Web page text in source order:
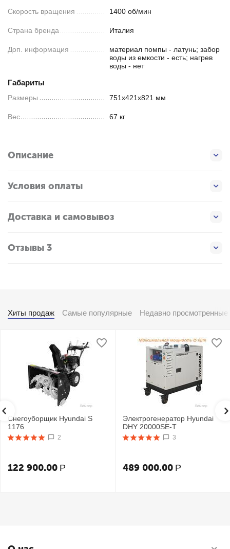
Скорость вращения 1400 об/мин
Страна бренда Италия
Доп. информация
материал помпы - латунь; забор
воды из емкости - есть; нагрев
воды - нет
Габариты
Размеры 751x421x821 мм
Вес 67 кг
Описание
Условия оплаты
Доставка и самовывоз
Отзывы 3
Хиты продаж Самые популярные Недавно просмотренные
Снегоуборщик Hyundai S
1176
2
122 900.00 Р
Электрогенератор Hyundai
DHY 20000SE-T
3
489 000.00 Р